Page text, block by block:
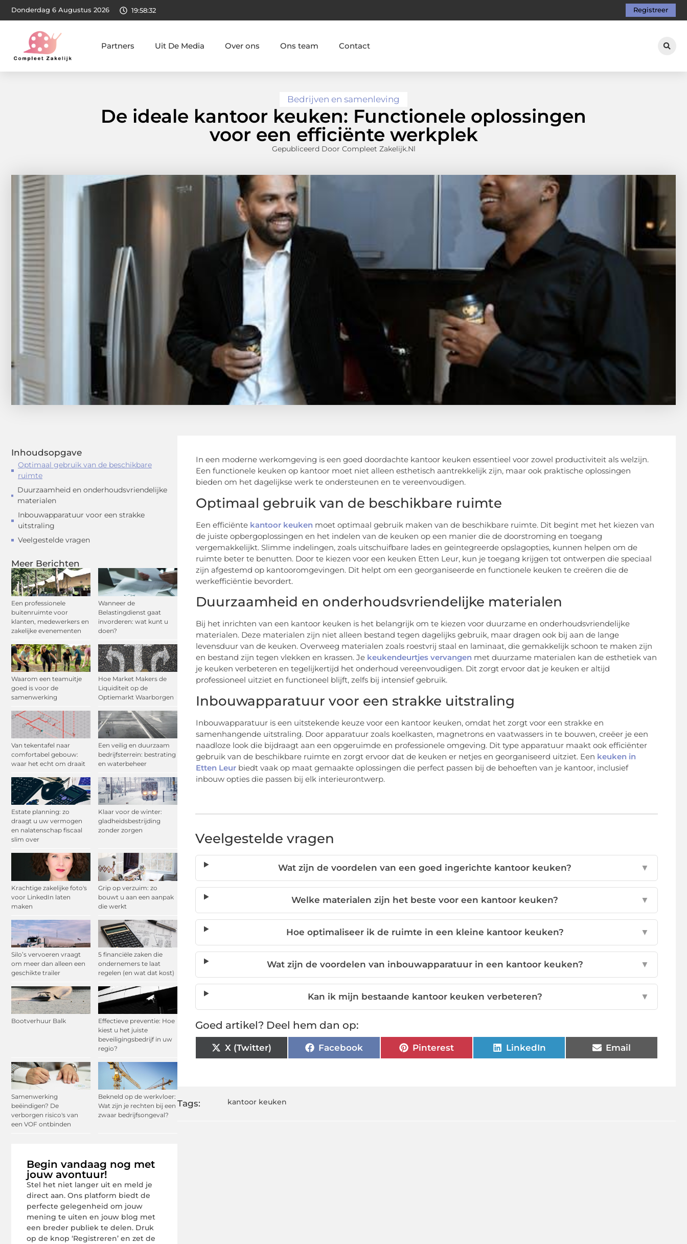
Donderdag 6 Augustus 2026 19:58:33 Registreer
Partners Uit De Media Over ons Ons team Contact
Bedrijven en samenleving
De ideale kantoor keuken: Functionele oplossingen
voor een efficiënte werkplek
Gepubliceerd Door Compleet Zakelijk.nl
Inhoudsopgave
Optimaal gebruik van de beschikbare
ruimte
Duurzaamheid en onderhoudsvriendelijke
materialen
Inbouwapparatuur voor een strakke
uitstraling
Veelgestelde vragen
Meer Berichten
Een professionele
buitenruimte voor
klanten, medewerkers en
zakelijke evenementen
Wanneer de
Belastingdienst gaat
invorderen: wat kunt u
doen?
Waarom een teamuitje
goed is voor de
samenwerking
Hoe Market Makers de
Liquiditeit op de
Optiemarkt Waarborgen
Van tekentafel naar
comfortabel gebouw:
waar het echt om draait
Een veilig en duurzaam
bedrijfsterrein: bestrating
en waterbeheer
Estate planning: zo
draagt u uw vermogen
en nalatenschap fiscaal
slim over
Klaar voor de winter:
gladheidsbestrijding
zonder zorgen
Krachtige zakelijke foto's
voor LinkedIn laten
maken
Grip op verzuim: zo
bouwt u aan een aanpak
die werkt
Silo’s vervoeren vraagt
om meer dan alleen een
geschikte trailer
5 financiële zaken die
ondernemers te laat
regelen (en wat dat kost)
Bootverhuur Balk
Effectieve preventie: Hoe
kiest u het juiste
beveiligingsbedrijf in uw
regio?
Samenwerking
beëindigen? De
verborgen risico's van
een VOF ontbinden
Bekneld op de werkvloer:
Wat zijn je rechten bij een
zwaar bedrijfsongeval?
Begin vandaag nog met
jouw avontuur!
Stel het niet langer uit en meld je
direct aan. Ons platform biedt de
perfecte gelegenheid om jouw
mening te uiten en jouw blog met
een breder publiek te delen. Druk
op de knop ‘Registreren’ en zet de
In een moderne werkomgeving is een goed doordachte kantoor keuken essentieel voor zowel productiviteit als welzijn.
Een functionele keuken op kantoor moet niet alleen esthetisch aantrekkelijk zijn, maar ook praktische oplossingen
bieden om het dagelijkse werk te ondersteunen en te vereenvoudigen.
Optimaal gebruik van de beschikbare ruimte
Een efficiënte kantoor keuken moet optimaal gebruik maken van de beschikbare ruimte. Dit begint met het kiezen van
de juiste opbergoplossingen en het indelen van de keuken op een manier die de doorstroming en toegang
vergemakkelijkt. Slimme indelingen, zoals uitschuifbare lades en geïntegreerde opslagopties, kunnen helpen om de
ruimte beter te benutten. Door te kiezen voor een keuken Etten Leur, kun je toegang krijgen tot ontwerpen die speciaal
zijn afgestemd op kantooromgevingen. Dit helpt om een georganiseerde en functionele keuken te creëren die de
werkefficiëntie bevordert.
Duurzaamheid en onderhoudsvriendelijke materialen
Bij het inrichten van een kantoor keuken is het belangrijk om te kiezen voor duurzame en onderhoudsvriendelijke
materialen. Deze materialen zijn niet alleen bestand tegen dagelijks gebruik, maar dragen ook bij aan de lange
levensduur van de keuken. Overweeg materialen zoals roestvrij staal en laminaat, die gemakkelijk schoon te maken zijn
en bestand zijn tegen vlekken en krassen. Je keukendeurtjes vervangen met duurzame materialen kan de esthetiek van
je keuken verbeteren en tegelijkertijd het onderhoud vereenvoudigen. Dit zorgt ervoor dat je keuken er altijd
professioneel uitziet en functioneel blijft, zelfs bij intensief gebruik.
Inbouwapparatuur voor een strakke uitstraling
Inbouwapparatuur is een uitstekende keuze voor een kantoor keuken, omdat het zorgt voor een strakke en
samenhangende uitstraling. Door apparatuur zoals koelkasten, magnetrons en vaatwassers in te bouwen, creëer je een
naadloze look die bijdraagt aan een opgeruimde en professionele omgeving. Dit type apparatuur maakt ook efficiënter
gebruik van de beschikbare ruimte en zorgt ervoor dat de keuken er netjes en georganiseerd uitziet. Een keuken in
Etten Leur biedt vaak op maat gemaakte oplossingen die perfect passen bij de behoeften van je kantoor, inclusief
inbouw opties die passen bij elk interieurontwerp.
Veelgestelde vragen
Wat zijn de voordelen van een goed ingerichte kantoor keuken? ▼
Welke materialen zijn het beste voor een kantoor keuken? ▼
Hoe optimaliseer ik de ruimte in een kleine kantoor keuken? ▼
Wat zijn de voordelen van inbouwapparatuur in een kantoor keuken? ▼
Kan ik mijn bestaande kantoor keuken verbeteren? ▼
Goed artikel? Deel hem dan op:
X (Twitter) Facebook Pinterest LinkedIn Email
Tags: kantoor keuken